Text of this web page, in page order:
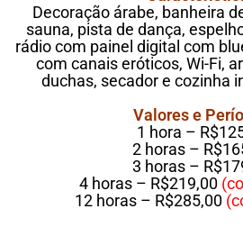
Decoração árabe, banheira
sauna, pista de dança,
rádio com painel digital com
com canais eróticos, Wi-Fi,
duchas, secador e cozinha
Valores e
1 hora –
2 horas –
3 horas –
4 horas – R$219,00
12 horas – R$285,00